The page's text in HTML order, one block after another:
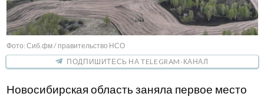
Фото: Сиб.фм / правительство НСО
ПОДПИШИТЕСЬ НА TELEGRAM-КАНАЛ
Новосибирская область заняла первое место